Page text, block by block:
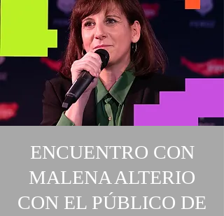
ENCUENTRO CON
MALENA ALTERIO
CON EL PÚBLICO DE